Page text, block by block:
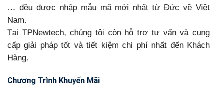
… đều được nhập mẫu mã mới nhất từ Đức về Việt
Nam.
Tại TPNewtech, chúng tôi còn hỗ trợ tư vấn và cung
cấp giải pháp tốt và tiết kiệm chi phí nhất đến Khách
Hàng.
Chương Trình Khuyến Mãi